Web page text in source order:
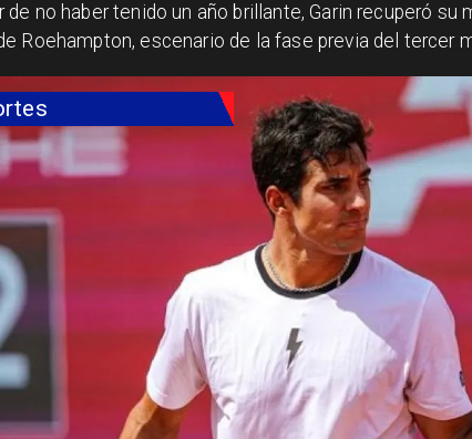
de no haber tenido un año brillante, Garin recuperó su
Roehampton, escenario de la fase previa del tercer